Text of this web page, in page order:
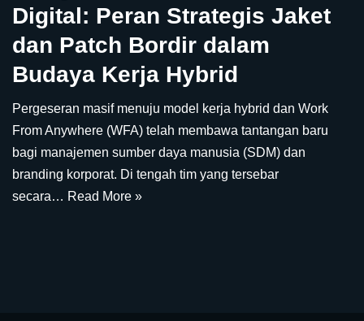
Digital: Peran Strategis Jaket
dan Patch Bordir dalam
Budaya Kerja Hybrid
Pergeseran masif menuju model kerja hybrid dan Work
From Anywhere (WFA) telah membawa tantangan baru
bagi manajemen sumber daya manusia (SDM) dan
branding korporat. Di tengah tim yang tersebar
secara… Read More »